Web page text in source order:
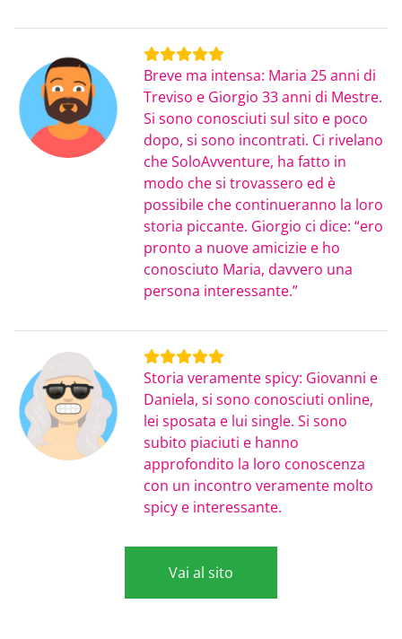
Breve ma intensa: Maria 25 anni di
Treviso e Giorgio 33 anni di Mestre.
Si sono conosciuti sul sito e poco
dopo, si sono incontrati. Ci rivelano
che SoloAvventure, ha fatto in
modo che si trovassero ed è
possibile che continueranno la loro
storia piccante. Giorgio ci dice: “ero
pronto a nuove amicizie e ho
conosciuto Maria, davvero una
persona interessante.”
Storia veramente spicy: Giovanni e
Daniela, si sono conosciuti online,
lei sposata e lui single. Si sono
subito piaciuti e hanno
approfondito la loro conoscenza
con un incontro veramente molto
spicy e interessante.
Vai al sito